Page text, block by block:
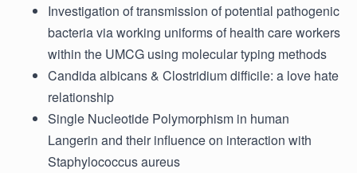
Investigation of transmission of potential pathogenic
bacteria via working uniforms of health care workers
within the UMCG using molecular typing methods
Candida albicans & Clostridium difficile: a love hate
relationship
Single Nucleotide Polymorphism in human
Langerin and their influence on interaction with
Staphylococcus aureus